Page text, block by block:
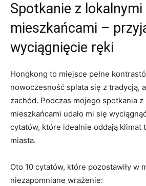
Spotkanie‍ z lokalnymi
mieszkańcami⁤ –
wyciągnięcie ‍ręki
Hongkong to miejsce‌ pełne
nowoczesność splata się z tradycją,
zachód.‍ Podczas mojego spotkania z
mieszkańcami udało mi się
cytatów, które idealnie⁤ oddają klimat
miasta.
Oto 10 cytatów, które ⁢pozostawiły w
niezapomniane wrażenie: